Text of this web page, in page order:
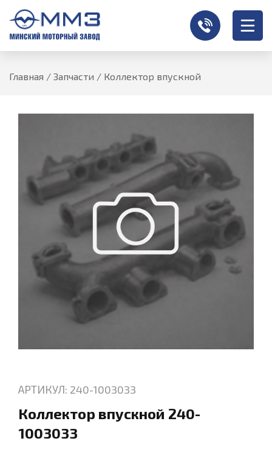
Главная / Запчасти / Коллектор впускной
АРТИКУЛ: 240-1003033
Коллектор впускной 240-
1003033